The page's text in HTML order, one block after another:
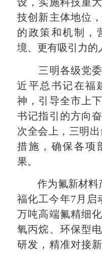
技创新主体地位
的政策和机制，
境、更有吸引力的
三明各级党委
近平总书记在福
神，引导全市上
书记指引的方向
次全会上，三明
措施，确保各项
果。
作为氟新材料
福化工今年7月启
万吨高端氟精细
氧丙烷、环保型
研发，精准对接